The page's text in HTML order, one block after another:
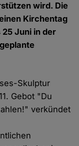
wird. Die
Kirchentag
Juni in der
Skulptur
Gebot "Du
verkündet